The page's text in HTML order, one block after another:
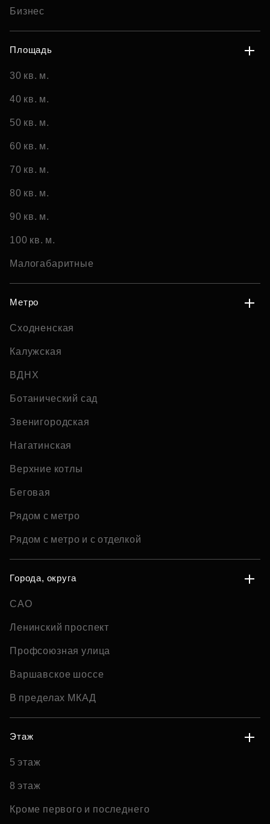
Бизнес
Площадь
30 кв. м.
40 кв. м.
50 кв. м.
60 кв. м.
70 кв. м.
80 кв. м.
90 кв. м.
100 кв. м.
Малогабаритные
Метро
Сходненская
Калужская
ВДНХ
Ботанический сад
Звенигородская
Нагатинская
Верхние котлы
Беговая
Рядом с метро
Рядом с метро и с отделкой
Города, округа
САО
Ленинский проспект
Профсоюзная улица
Варшавское шоссе
В пределах МКАД
Этаж
5 этаж
8 этаж
Кроме первого и последнего